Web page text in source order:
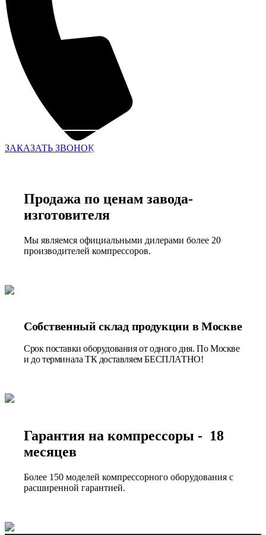
ЗАКАЗАТЬ ЗВОНОК
Продажа по ценам завода-
изготовителя
Мы являемся официальными дилерами более 20
производителей компрессоров.
Собственный склад продукции в Москве
Срок поставки оборудования от одного дня. По Москве
и до терминала ТК доставляем БЕСПЛАТНО!
Гарантия на компрессоры - 18
месяцев
Более 150 моделей компрессорного оборудования с
расширенной гарантией.